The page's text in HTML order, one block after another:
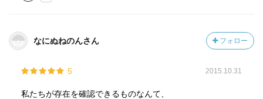
なにぬねのんさん フォロー
5 2015.10.31
私たちが存在を確認できるものなんて、